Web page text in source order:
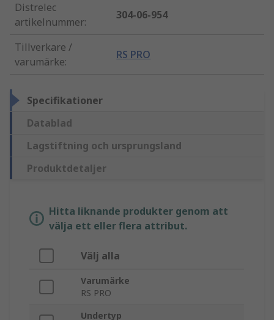
Distrelec
artikelnummer:
304-06-954
Tillverkare /
varumärke:
RS PRO
Specifikationer
Datablad
Lagstiftning och ursprungsland
Produktdetaljer
Hitta liknande produkter genom att
välja ett eller flera attribut.
Välj alla
Varumärke
RS PRO
Undertyp